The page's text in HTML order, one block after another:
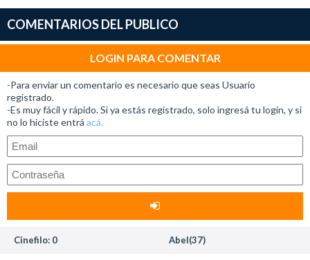
COMENTARIOS DEL PUBLICO
LOGIN PARA COMENTAR
-Para enviar un comentario es necesario que seas Usuario
registrado.
-Es muy fácil y rápido. Si ya estás registrado, solo ingresá tu login, y si
no lo hiciste entrá acá.
Cinefilo: 0 Abel(37)